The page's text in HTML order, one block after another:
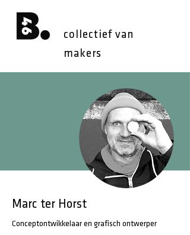
collectief van
makers
Marc ter Horst
Conceptontwikkelaar en grafisch ontwerper